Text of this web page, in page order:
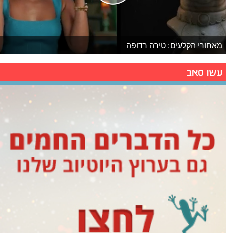
מאחורי הקלעים: טירה רדופה
עשו סאב